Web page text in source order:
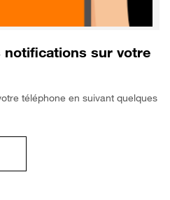
notifications sur votre
téléphone en suivant quelques
limiter les notifications